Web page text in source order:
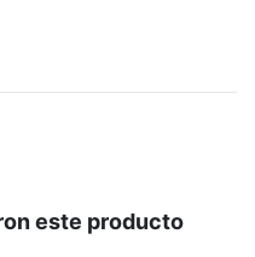
este producto